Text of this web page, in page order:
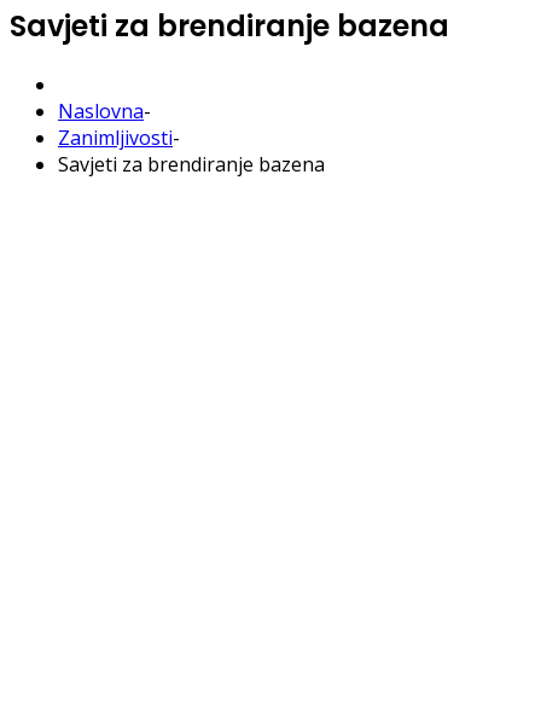
Savjeti za brendiranje bazena
Naslovna-
Zanimljivosti-
Savjeti za brendiranje bazena